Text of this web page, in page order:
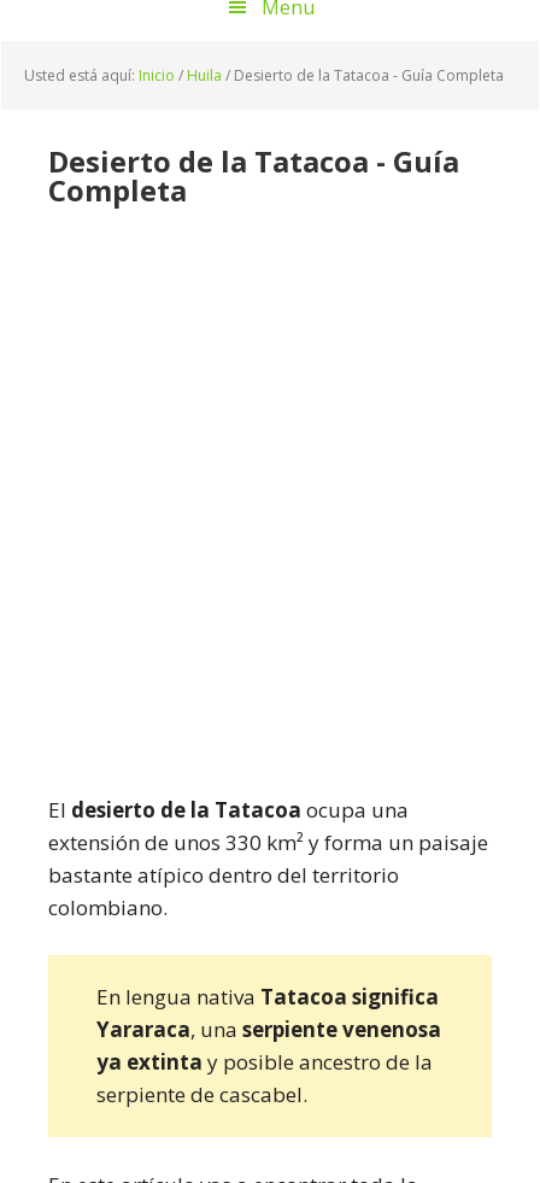
Menu
Usted está aquí: Inicio / Huila / Desierto de la Tatacoa - Guía Completa
Desierto de la Tatacoa - Guía
Completa
El desierto de la Tatacoa ocupa una
extensión de unos 330 km² y forma un paisaje
bastante atípico dentro del territorio
colombiano.
En lengua nativa Tatacoa significa
Yararaca, unaserpiente venenosa
ya extinta y posible ancestro de la
serpiente de cascabel.